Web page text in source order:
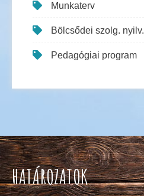
Munkaterv
Bölcsődei szolg. nyilv.
Pedagógiai program
HATÁROZATOK